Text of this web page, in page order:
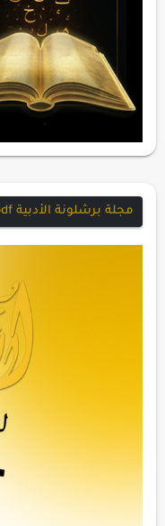
مجلة برشلونة الأدبية pdf